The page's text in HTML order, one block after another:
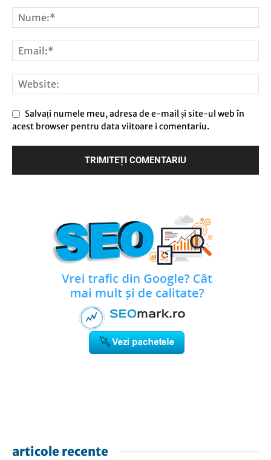
Salvați numele meu, adresa de e-mail și site-ul web în
acest browser pentru data viitoare i comentariu.
articole recente